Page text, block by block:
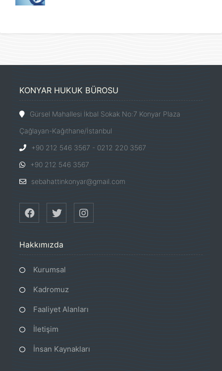
KONYAR HUKUK BÜROSU
Gürsel Mahallesi İkbal Sokak No:7 Konyar Plaza
Çağlayan-Kağıthane/İstanbul
+90 212 546 3567 - 0212 220 3567
+90 212 546 3567
sebahattinkonyar@gmail.com
Hakkımızda
Kurumsal
Kadromuz
Faaliyet Alanları
İletişim
İnsan Kaynakları